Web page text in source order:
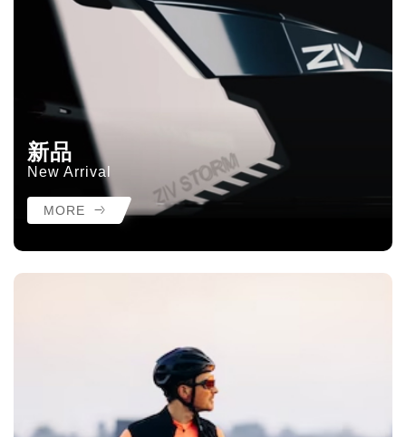
新品
New Arrival
MORE